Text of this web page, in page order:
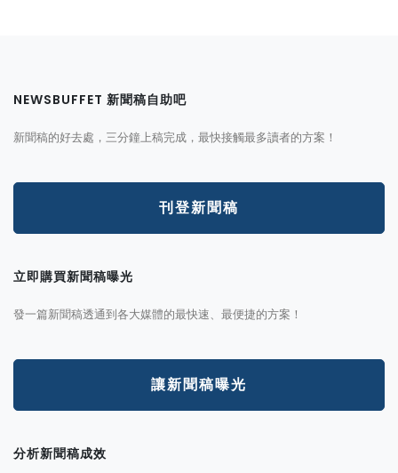
NEWSBUFFET 新聞稿自助吧
新聞稿的好去處，三分鐘上稿完成，最快接觸最多讀者的方案！
刊登新聞稿
立即購買新聞稿曝光
發一篇新聞稿透通到各大媒體的最快速、最便捷的方案！
讓新聞稿曝光
分析新聞稿成效